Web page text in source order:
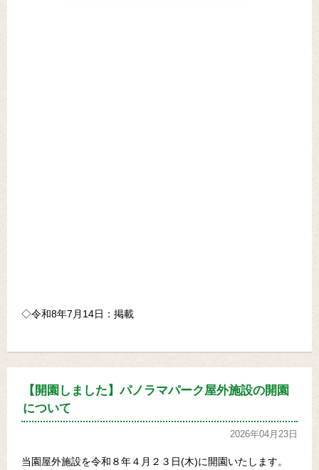
◇令和8年7月14日：掲載
【開園しました】パノラマパーク屋外施設の開園
について
2026年04月23日
当園屋外施設を令和８年４月２３日(木)に開園いたします。